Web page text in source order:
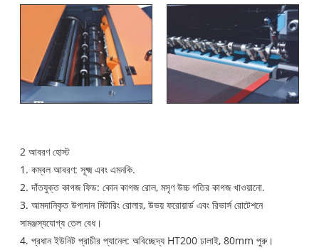
2 আবরণ হোস্ট
1. কম্বল আবরণ: সূক্ষ্ম এবং এমনকি.
2. দাঁতযুক্ত কাগজ ফিড: কোন কাগজ রোল, মসৃণ উচ্চ গতির কাগজ খাওয়ানো.
3. আমদানিকৃত উপাদান মিটারিং রোলার, উভয় ফরোয়ার্ড এবং রিভার্স রোটেশনে
সামঞ্জস্যযোগ্য তেল বেধ।
4. প্রধান ইউনিট প্রাচীর প্যানেল: অবিচ্ছেদ্য HT200 ঢালাই, 80mm পুরু।